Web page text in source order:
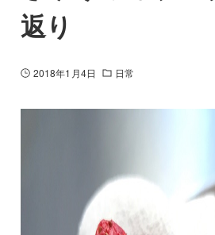
返り
2018年1月4日 日常